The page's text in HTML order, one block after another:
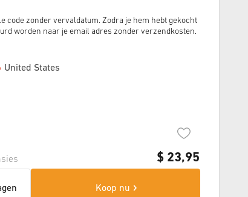
code zonder vervaldatum. Zodra je hem hebt gekocht
worden naar je email adres zonder verzendkosten.
United States
$ 23,95
Koop nu